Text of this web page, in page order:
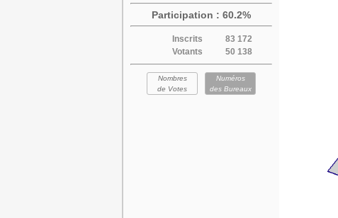
Participation : 60.2%
Inscrits
83 172
Votants
50 138
Nombres
de Votes
Numéros
des Bureaux